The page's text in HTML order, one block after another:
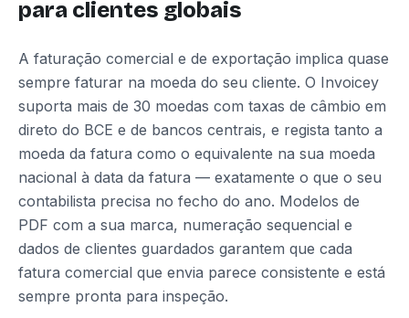
para clientes globais
A faturação comercial e de exportação implica quase
sempre faturar na moeda do seu cliente. O Invoicey
suporta mais de 30 moedas com taxas de câmbio em
direto do BCE e de bancos centrais, e regista tanto a
moeda da fatura como o equivalente na sua moeda
nacional à data da fatura — exatamente o que o seu
contabilista precisa no fecho do ano. Modelos de
PDF com a sua marca, numeração sequencial e
dados de clientes guardados garantem que cada
fatura comercial que envia parece consistente e está
sempre pronta para inspeção.